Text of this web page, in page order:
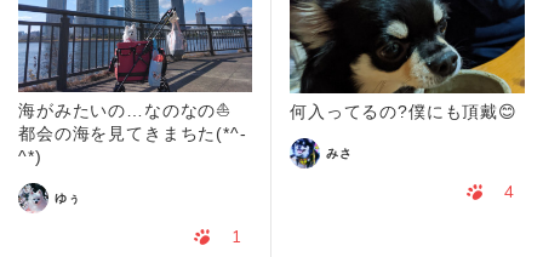
海がみたいの…なのなの⛵
都会の海を見てきまちた(*^-
^*)
ゆぅ
1
何入ってるの?僕にも頂戴😊
みさ
4